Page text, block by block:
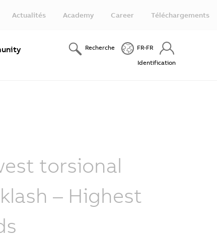
Actualités Academy Career Téléchargements
Recherche FR-FR
Identification
torsional
– Highest